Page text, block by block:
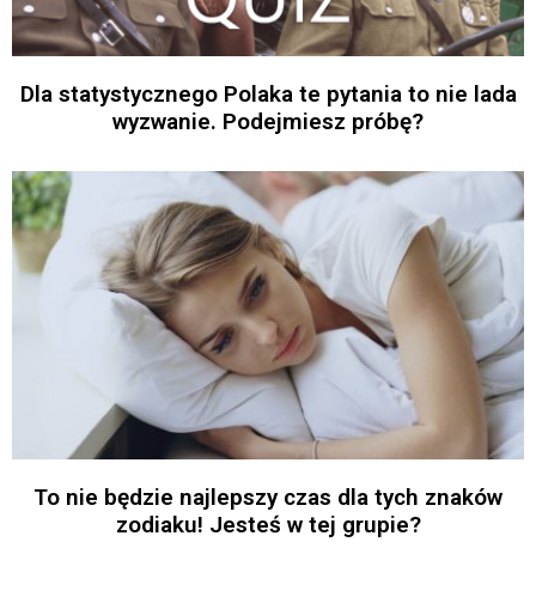
Dla statystycznego Polaka te pytania to nie lada
wyzwanie. Podejmiesz próbę?
To nie będzie najlepszy czas dla tych znaków
zodiaku! Jesteś w tej grupie?